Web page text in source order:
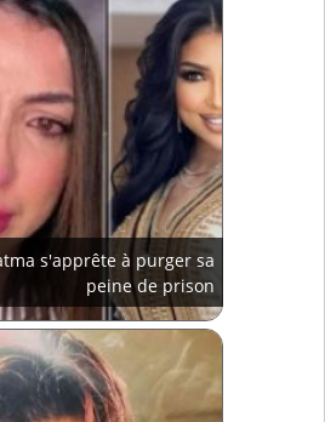
s'apprête à purger sa
peine de prison